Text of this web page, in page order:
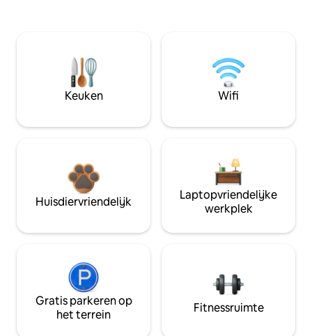
Keuken Wifi
Huisdiervriendelijk
Laptopvriendelijke
werkplek
Gratis parkeren op
het terrein
Fitnessruimte